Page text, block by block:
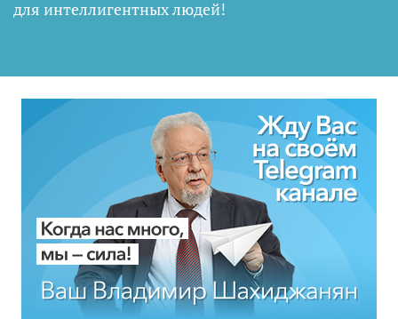
для интеллигентных людей!